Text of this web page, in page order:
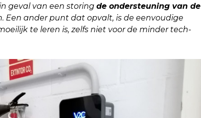
geval van een storing de ondersteuning van de
Een ander punt dat opvalt, is de eenvoudige
te leren is, zelfs niet voor de minder tech-